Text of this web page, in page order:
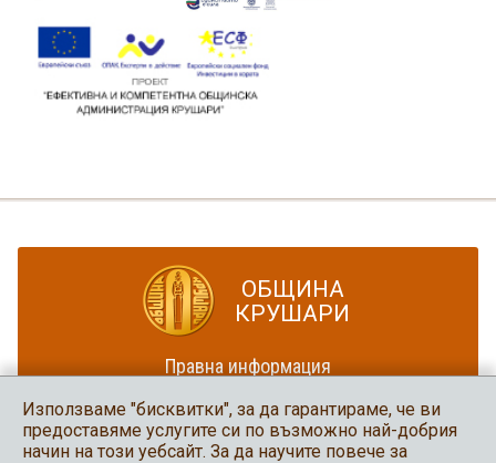
ОБЩИНА
КРУШАРИ
Правна информация
Карта на сайта
Община Крушари
Използваме "бисквитки", за да гарантираме, че ви
предоставяме услугите си по възможно най-добрия
начин на този уебсайт. За да научите повече за